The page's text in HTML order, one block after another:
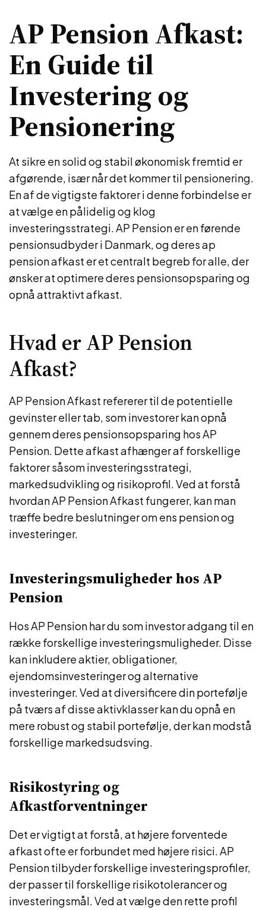
AP Pension Afkast:
En Guide til
Investering og
Pensionering
At sikre en solid og stabil økonomisk fremtid er
afgørende, især når det kommer til pensionering.
En af de vigtigste faktorer i denne forbindelse er
at vælge en pålidelig og klog
investeringsstrategi. AP Pension er en førende
pensionsudbyder i Danmark, og deres ap
pension afkast er et centralt begreb for alle, der
ønsker at optimere deres pensionsopsparing og
opnå attraktivt afkast.
Hvad er AP Pension
Afkast?
AP Pension Afkast refererer til de potentielle
gevinster eller tab, som investorer kan opnå
gennem deres pensionsopsparing hos AP
Pension. Dette afkast afhænger af forskellige
faktorer såsom investeringsstrategi,
markedsudvikling og risikoprofil. Ved at forstå
hvordan AP Pension Afkast fungerer, kan man
træffe bedre beslutninger om ens pension og
investeringer.
Investeringsmuligheder hos AP
Pension
Hos AP Pension har du som investor adgang til en
række forskellige investeringsmuligheder. Disse
kan inkludere aktier, obligationer,
ejendomsinvesteringer og alternative
investeringer. Ved at diversificere din portefølje
på tværs af disse aktivklasser kan du opnå en
mere robust og stabil portefølje, der kan modstå
forskellige markedsudsving.
Risikostyring og
Afkastforventninger
Det er vigtigt at forstå, at højere forventede
afkast ofte er forbundet med højere risici. AP
Pension tilbyder forskellige investeringsprofiler,
der passer til forskellige risikotolerancer og
investeringsmål. Ved at vælge den rette profil